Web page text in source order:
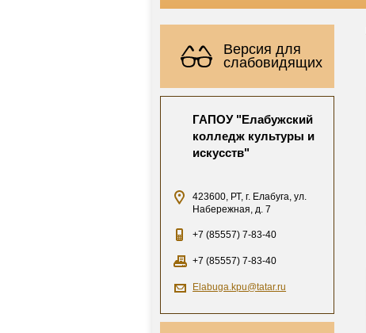
Версия для
слабовидящих
ГАПОУ "Елабужский
колледж культуры и
искусств"
423600, РТ, г. Елабуга, ул.
Набережная, д. 7
+7 (85557) 7-83-40
+7 (85557) 7-83-40
Elabuga.kpu@tatar.ru